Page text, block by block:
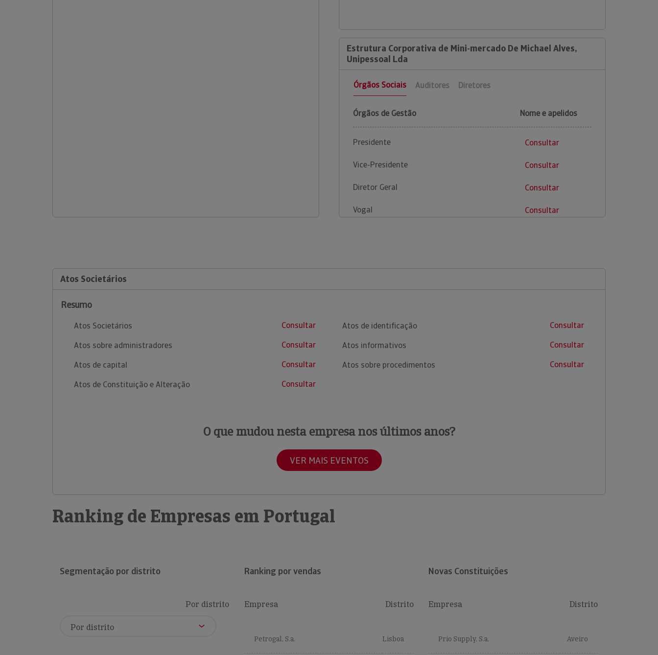
Estrutura Corporativa de Mini-mercado De Michael Alves,
Unipessoal Lda
Órgãos Sociais Auditores Diretores
Órgãos de Gestão Nome e apelidos
Presidente Consultar
Vice-Presidente Consultar
Diretor Geral Consultar
Vogal Consultar
Atos Societários
Resumo
Atos Societários
Consultar
Atos sobre administradores
Consultar
Atos de capital
Consultar
Atos de Constituição e Alteração
Consultar
Atos de identificação
Consultar
Atos informativos
Consultar
Atos sobre procedimentos
Consultar
O que mudou nesta empresa nos últimos anos?
VER MAIS EVENTOS
Ranking de Empresas em Portugal
Segmentação por distrito
Por distrito
Ranking por vendas
Empresa Distrito
Petrogal, S.a. Lisboa
Novas Constituições
Empresa Distrito
Prio Supply, S.a. Aveiro